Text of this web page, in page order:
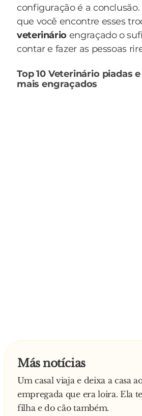
configuração é a
que você encontre esses
veterinário engraçado o
contar e fazer as pessoas
Top 10 Veterinário piadas
mais engraçados
Más notícias
Um casal viaja e deixa a casa
empregada que era loira. Ela
filha e do cão também.